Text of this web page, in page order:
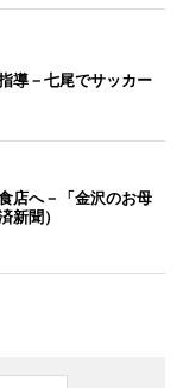
導－七尾でサッカー
店へ－「金沢のお母
新聞）